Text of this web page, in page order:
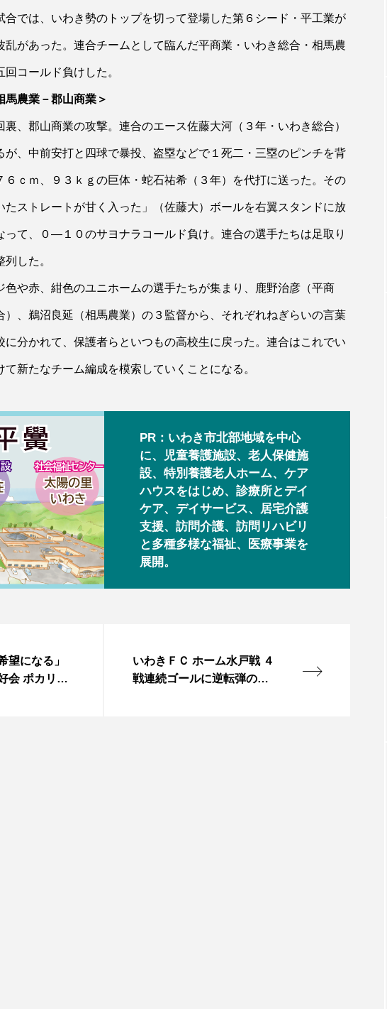
では、いわき勢のトップを切って登場した第６シード・平工業が
があった。連合チームとして臨んだ平商業・いわき総合・相馬農
コールド負けした。
馬農業－郡山商業＞
、郡山商業の攻撃。連合のエース佐藤大河（３年・いわき総合）
が、中前安打と四球で暴投、盗塁などで１死二・三塁のピンチを背
６ｃｍ、９３ｋｇの巨体・蛇石祐希（３年）を代打に送った。その
たストレートが甘く入った」（佐藤大）ボールを右翼スタンドに放
って、０―１０のサヨナラコールド負け。連合の選手たちは足取り
した。
や赤、紺色のユニホームの選手たちが集まり、鹿野治彦（平商
）、鵜沼良延（相馬農業）の３監督から、それぞれねぎらいの言葉
に分かれて、保護者らといつもの高校生に戻った。連合はこれでい
新たなチーム編成を模索していくことになる。
PR：いわき市北部地域を中心
に、児童養護施設、老人保健施
設、特別養護老人ホーム、ケア
ハウスをはじめ、診療所とデイ
ケア、デイサービス、居宅介護
支援、訪問介護、訪問リハビリ
と多種多様な福祉、医療事業を
展開。
望になる」
会 ポカリス
いわきＦＣ ホーム水戸戦 ４
戦連続ゴールに逆転弾の岩